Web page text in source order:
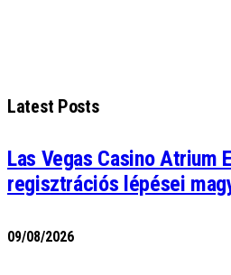
Latest Posts
Las Vegas Casino Atrium
regisztrációs lépései
09/08/2026